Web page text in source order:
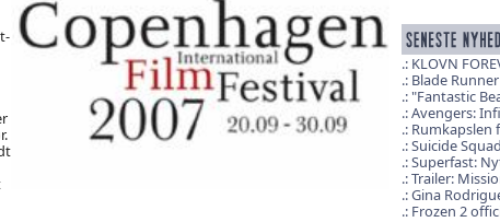
KLOVN
Blade Runner
"Fantastic
Avengers:
Rumkapslen
Suicide
Superfast:
Trailer:
Gina
Frozen 2